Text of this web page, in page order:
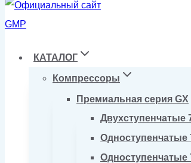
КАТАЛОГ
Компрессоры
Премиальная серия GX
Двухступенчатые
Одноступенчатые
Одноступенчатые